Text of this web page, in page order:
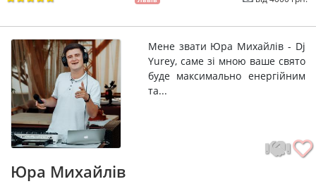
Мене звати Юра Михайлів - Dj
Yurey, саме зі мною ваше свято
буде максимально енергійним
та...
Юра Михайлів